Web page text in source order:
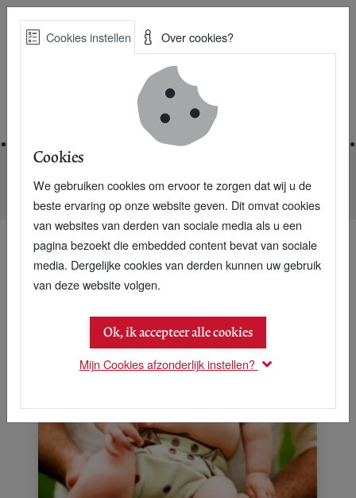
Skip
Best Practices voor een duurzame toekomst
Nieuwsarchief Eco-luier van plastic waterflessen
Cookies instellen Over cookies?
Cookies
We gebruiken cookies om ervoor te zorgen dat wij u de
beste ervaring op onze website geven. Dit omvat cookies
van websites van derden van sociale media als u een
pagina bezoekt die embedded content bevat van sociale
media. Dergelijke cookies van derden kunnen uw gebruik
van deze website volgen.
Ok, ik accepteer alle cookies
Mijn Cookies afzonderlijk instellen?